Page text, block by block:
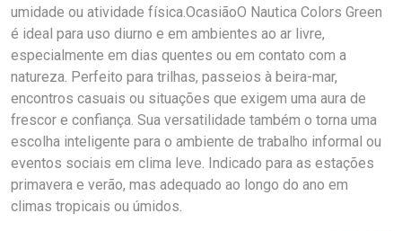
umidade ou atividade física.OcasiãoO Nautica Colors Green
é ideal para uso diurno e em ambientes ao ar livre,
especialmente em dias quentes ou em contato com a
natureza. Perfeito para trilhas, passeios à beira-mar,
encontros casuais ou situações que exigem uma aura de
frescor e confiança. Sua versatilidade também o torna uma
escolha inteligente para o ambiente de trabalho informal ou
eventos sociais em clima leve. Indicado para as estações
primavera e verão, mas adequado ao longo do ano em
climas tropicais ou úmidos.